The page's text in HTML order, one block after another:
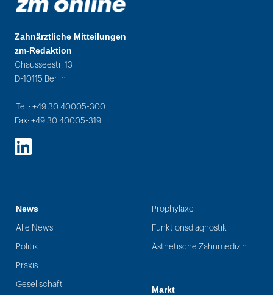
Zahnärztliche Mitteilungen
zm-Redaktion
Chausseestr. 13
D-10115 Berlin
Tel.: +49 30 40005-300
Fax: +49 30 40005-319
LinkedIn
News
Alle News
Politik
Praxis
Gesellschaft
Prophylaxe
Funktionsdiagnostik
Ästhetische Zahnmedizin
Markt